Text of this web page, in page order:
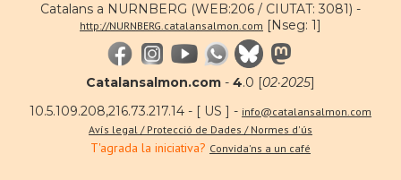
Catalans a NURNBERG (WEB:206 / CIUTAT: 3081) -
http://NURNBERG.catalansalmon.com [Nseg: 1]
Catalansalmon.com - 4.0 [02·2025]
10.5.109.208,216.73.217.14 - [ US ] - info@catalansalmon.com
Avís legal / Protecció de Dades / Normes d'ús
T'agrada la iniciativa? Convida'ns a un café